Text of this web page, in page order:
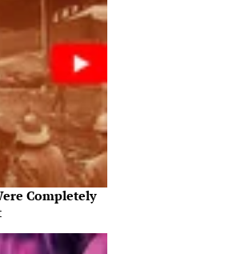
Completely